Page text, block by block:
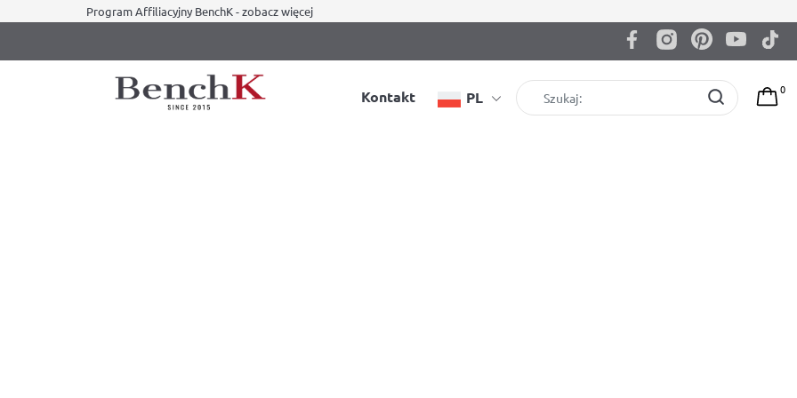
Program Affiliacyjny BenchK - zobacz więcej
Kontakt PL 0
latach sprzęt elektroniczny w postaci laptopów, tabletów, smartfonów i konsol do gier to jedne z